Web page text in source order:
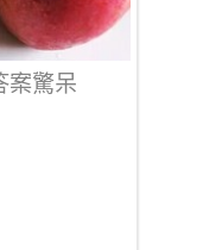
案驚呆